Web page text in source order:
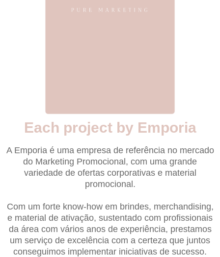
Each project by Emporia
A Emporia é uma empresa de referência no mercado
do Marketing Promocional, com uma grande
variedade de ofertas corporativas e material
promocional.
Com um forte know-how em brindes, merchandising,
e material de ativação, sustentado com profissionais
da área com vários anos de experiência, prestamos
um serviço de excelência com a certeza que juntos
conseguimos implementar iniciativas de sucesso.